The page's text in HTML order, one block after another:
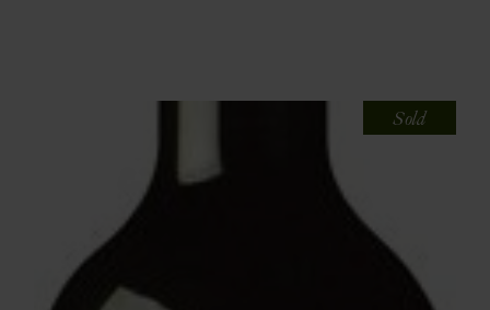
Sold